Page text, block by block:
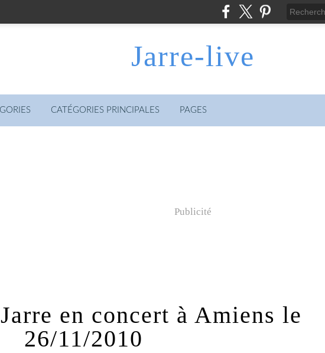
Jarre-live
CATÉGORIES PRINCIPALES PAGES
Publicité
en concert à Amiens le
26/11/2010